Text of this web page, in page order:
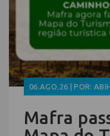
06.AGO.26 | POR:
Mafra